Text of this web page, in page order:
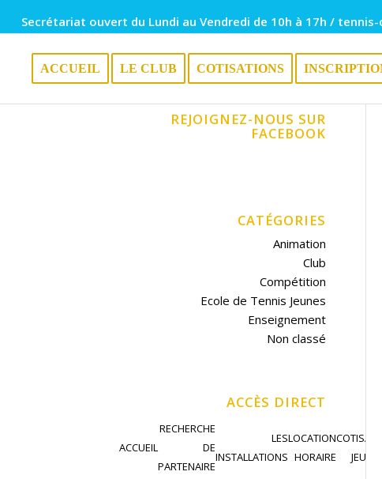
Secrétariat ouvert du Lundi au Vendredi de 10h à 17h /
ACCUEIL LE CLUB COTISATIONS
REJOIGNEZ-NOUS SUR
FACEBOOK
CATÉGORIES
Animation
Club
Compétition
Ecole de Tennis Jeunes
Enseignement
Non classé
ACCÈS DIRECT
ACCUEIL
RECHERCHE
DE
PARTENAIRE
LES
INSTALLATIONS
LOCATION
HORAIRE
JEU